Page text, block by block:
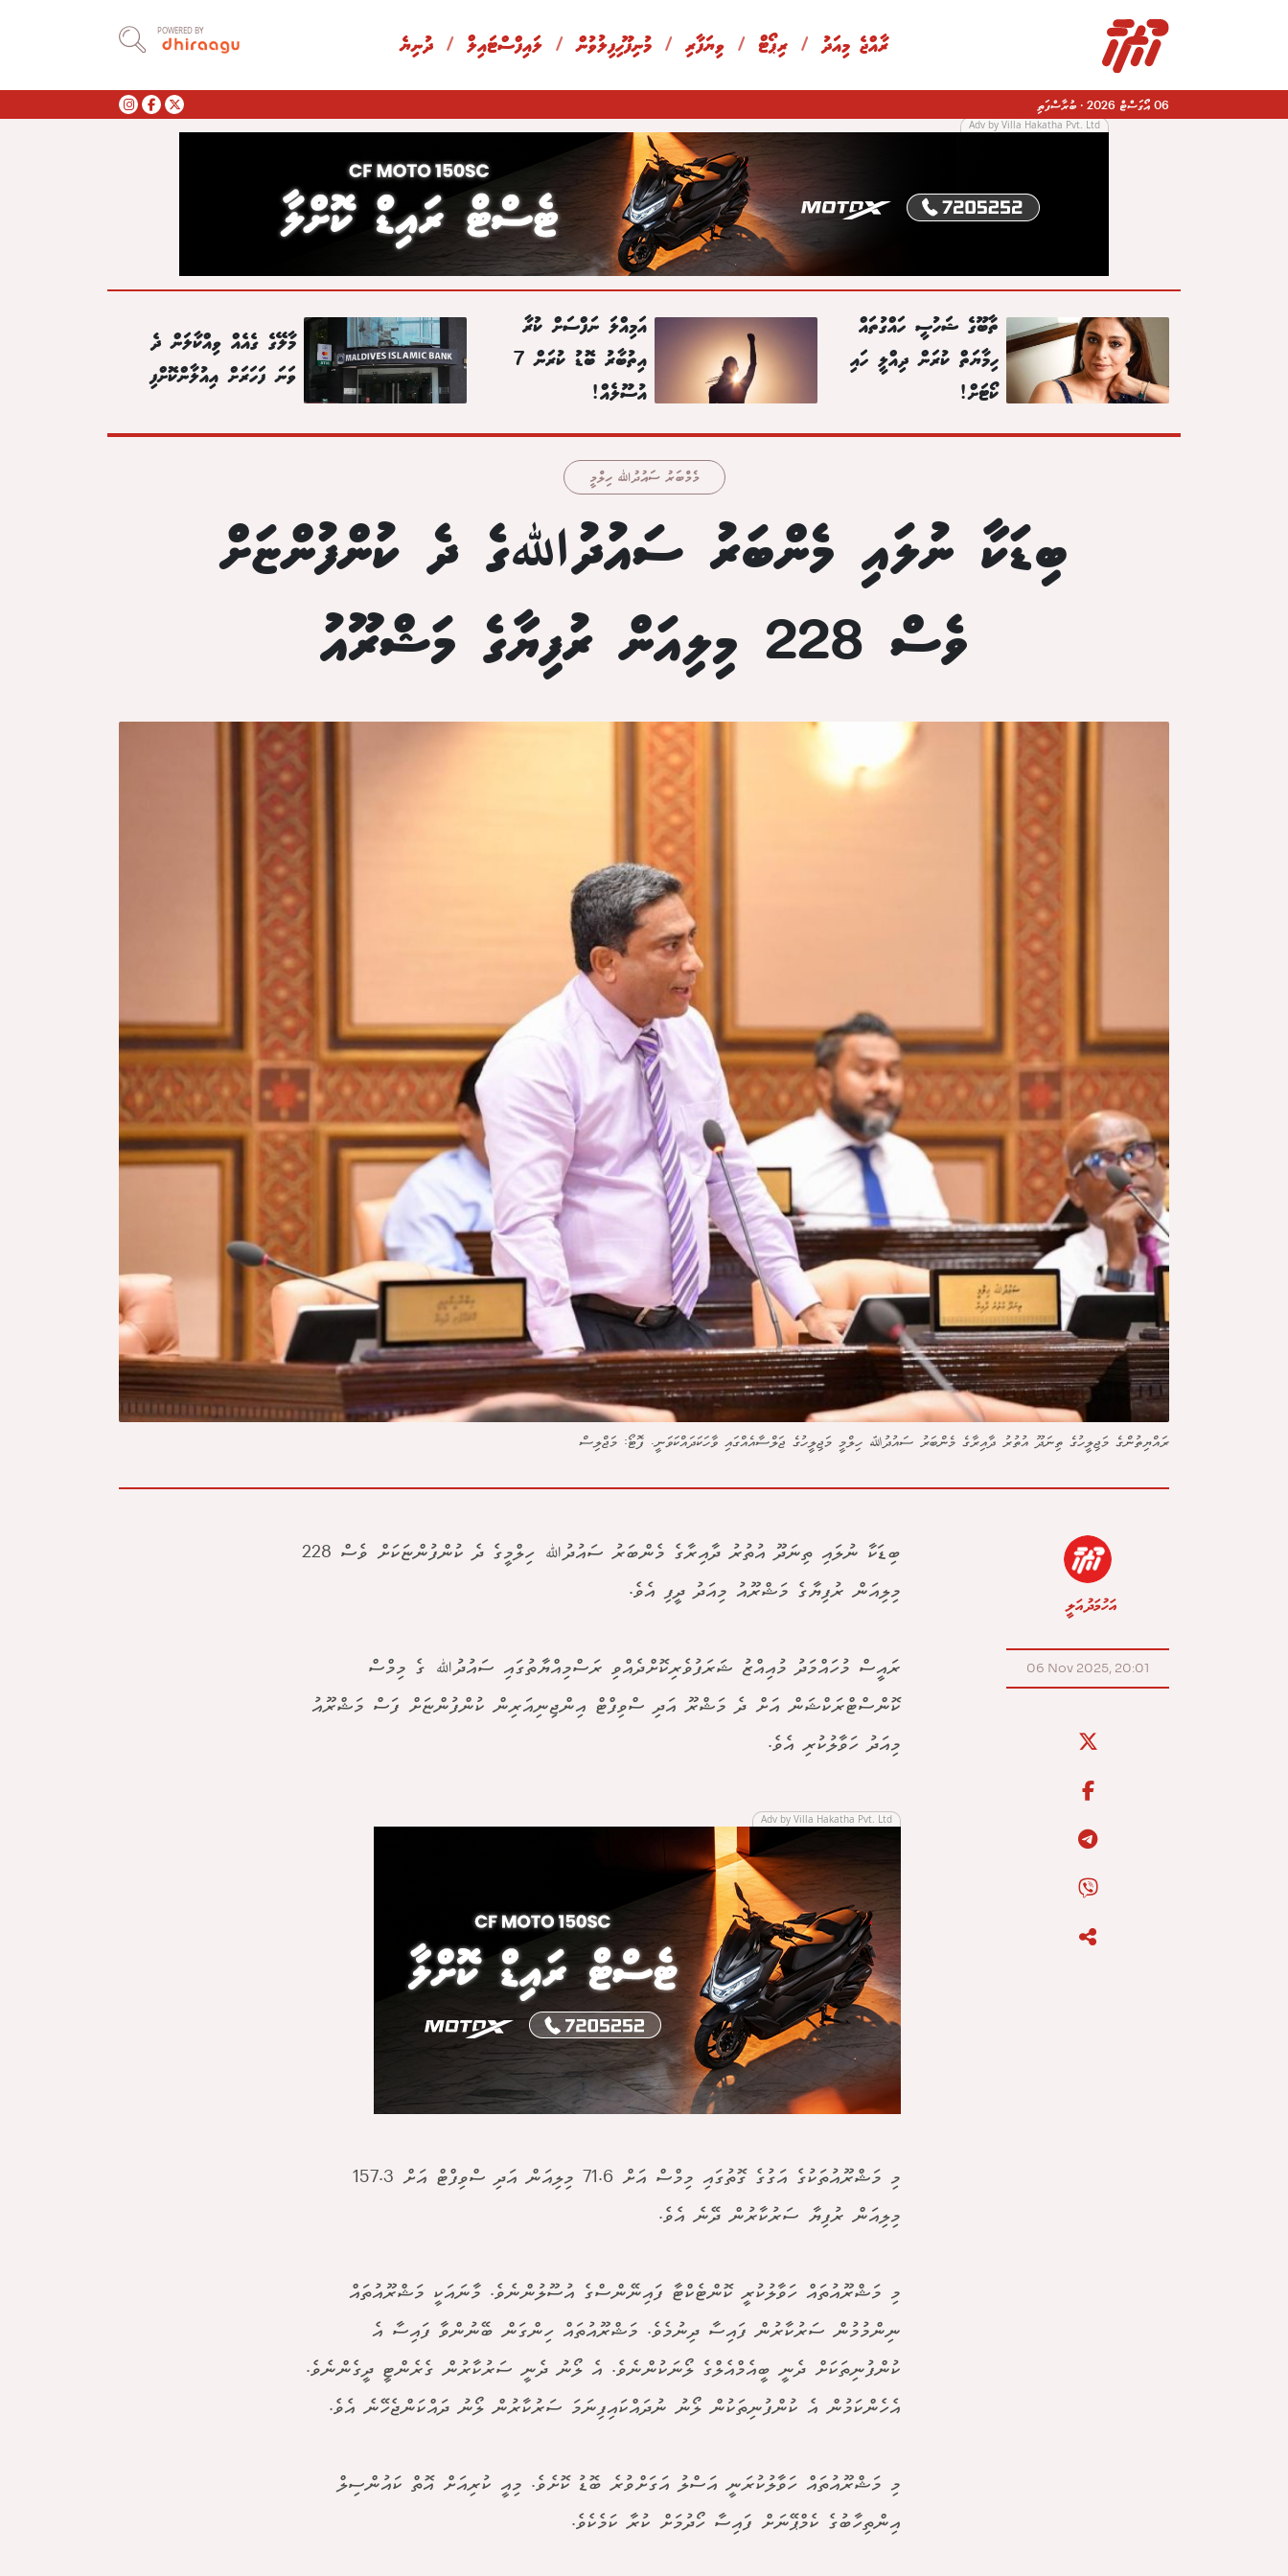
ރާއްޖެ މިއަދު / ރިޕޯޓް / ވިޔަފާރި / މުނިފޫހިފިލުވުން / ލައިފްސްޓައިލް / ދުނިޔެ
POWERED BY
06 އޯގަސްޓް 2026 · ބުރާސްފަތި
Adv by Villa Hakatha Pvt. Ltd
|
ތާބޫގެ ޝަހުސީ ހައްގުތައް
ހިމާޔަތް ކުރަން ދިއްލީ ހައި
ކޯޓަށް!
އަމިއްލަ ނަފްސަށް ކުރާ
އިތުބާރު ބޮޑު ކުރަން 7
އުސޫލެއް!
މާލޭގެ ގެއެއް ވިއްކާލަން ދެ
ވަނަ ފަހަރަށް އިއުލާންކޮށްފި
މެމްބަރު ސައުދުﷲ ހިލްމީ
ބިޑަކާ ނުލައި މެންބަރު ސައުދުﷲގެ ދެ ކުންފުންޏަށް
ވެސް 228 މިލިއަން ރުފިޔާގެ މަޝްރޫއު
ރައްޔިތުންގެ މަޖިލީހުގެ ތިނަދޫ އުތުރު ދާއިރާގެ މެންބަރު ސައުދުﷲ ހިލްމީ މަޖިލީހުގެ ޖަލްސާއެއްގައި ވާހަކަދައްކަވަނީ. ފޮޓޯ: މަޖްލިސް
އަހުމަދު އަލީ
06 Nov 2025, 20:01
ބިޑަކާ ނުލައި ތިނަދޫ އުތުރު ދާއިރާގެ މެންބަރު ސައުދުﷲ ހިލްމީގެ ދެ ކުންފުންޏަކަށް ވެސް 228
މިލިއަން ރުފިޔާގެ މަޝްރޫއު މިއަދު ދީފި އެވެ.
ރައީސް މުހައްމަދު މުއިއްޒު ޝަރަފުވެރިކޮށްދެއްވި ރަސްމިއްޔާތުގައި ސައުދުﷲ ގެ މިމްސް
ކޮންސްޓްރަކްޝަން އަށް ދެ މަޝްރޫ އަދި ސްވިފްޓް އިންޖިނިއަރިން ކުންފުންޏަށް ފަސް މަޝްރޫއު
މިއަދު ހަވާލުކުރި އެވެ.
Adv by Villa Hakatha Pvt. Ltd
މި މަޝްރޫއުތަކުގެ އަގުގެ ގޮތުގައި މިމްސް އަށް 71.6 މިލިއަން އަދި ސްވިފްޓް އަށް 157.3
މިލިއަން ރުފިޔާ ސަރުކާރުން ދޭނެ އެވެ.
މި މަޝްރޫއުތައް ހަވާލުކުރީ ކޮންޓެކްޓާ ފައިނޭންސްގެ އުސޫލުންނެވެ. މާނައަކީ މަޝްރޫއުތައް
ނިންމުމުން ސަރުކާރުން ފައިސާ ދިނުމެވެ. މަޝްރޫއުތައް ހިންގަން ބޭނުންވާ ފައިސާ އެ
ކުންފުނިތަކަށް ދެނީ ބީއެމްއެލްގެ ލޯނަކުންނެވެ. އެ ލޯނު ދެނީ ސަރުކާރުން ގެރެންޓީ ދީގެންނެވެ.
އެހެންކަމުން އެ ކުންފުނިތަކުން ލޯނު ނުދައްކައިފިނަމަ ސަރުކާރުން ލޯނު ދައްކަންޖެހޭނެ އެވެ.
މި މަޝްރޫއުތައް ހަވާލުކުރަނީ އަސްލު އަގަށްވުރެ ބޮޑު ކޮށެވެ. މިއީ ކުރިއަށް އޮތް ކައުންސިލް
އިންތިހާބުގެ ކެމްޕޭނަށް ފައިސާ ހޯދުމަށް ކުރާ ކަމެކެވެ.